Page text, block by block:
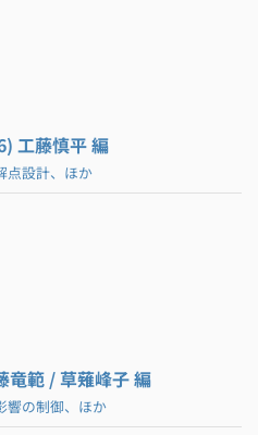
工藤慎平 編
点設計、ほか
竜範 / 草薙峰子 編
響の制御、ほか